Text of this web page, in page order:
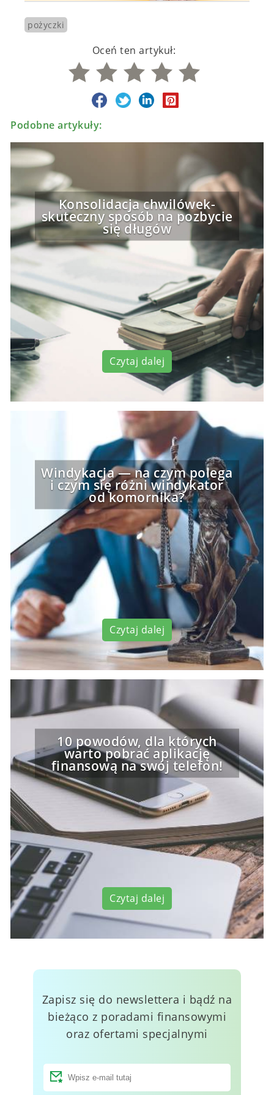
pożyczki
Oceń ten artykuł:
Podobne artykuły:
Konsolidacja chwilówek-
skuteczny sposób na pozbycie
się długów
Czytaj dalej
Windykacja — na czym polega
i czym się różni windykator
od komornika?
Czytaj dalej
10 powodów, dla których
warto pobrać aplikację
finansową na swój telefon!
Czytaj dalej
Zapisz się do newslettera i bądź na
bieżąco z poradami finansowymi
oraz ofertami specjalnymi